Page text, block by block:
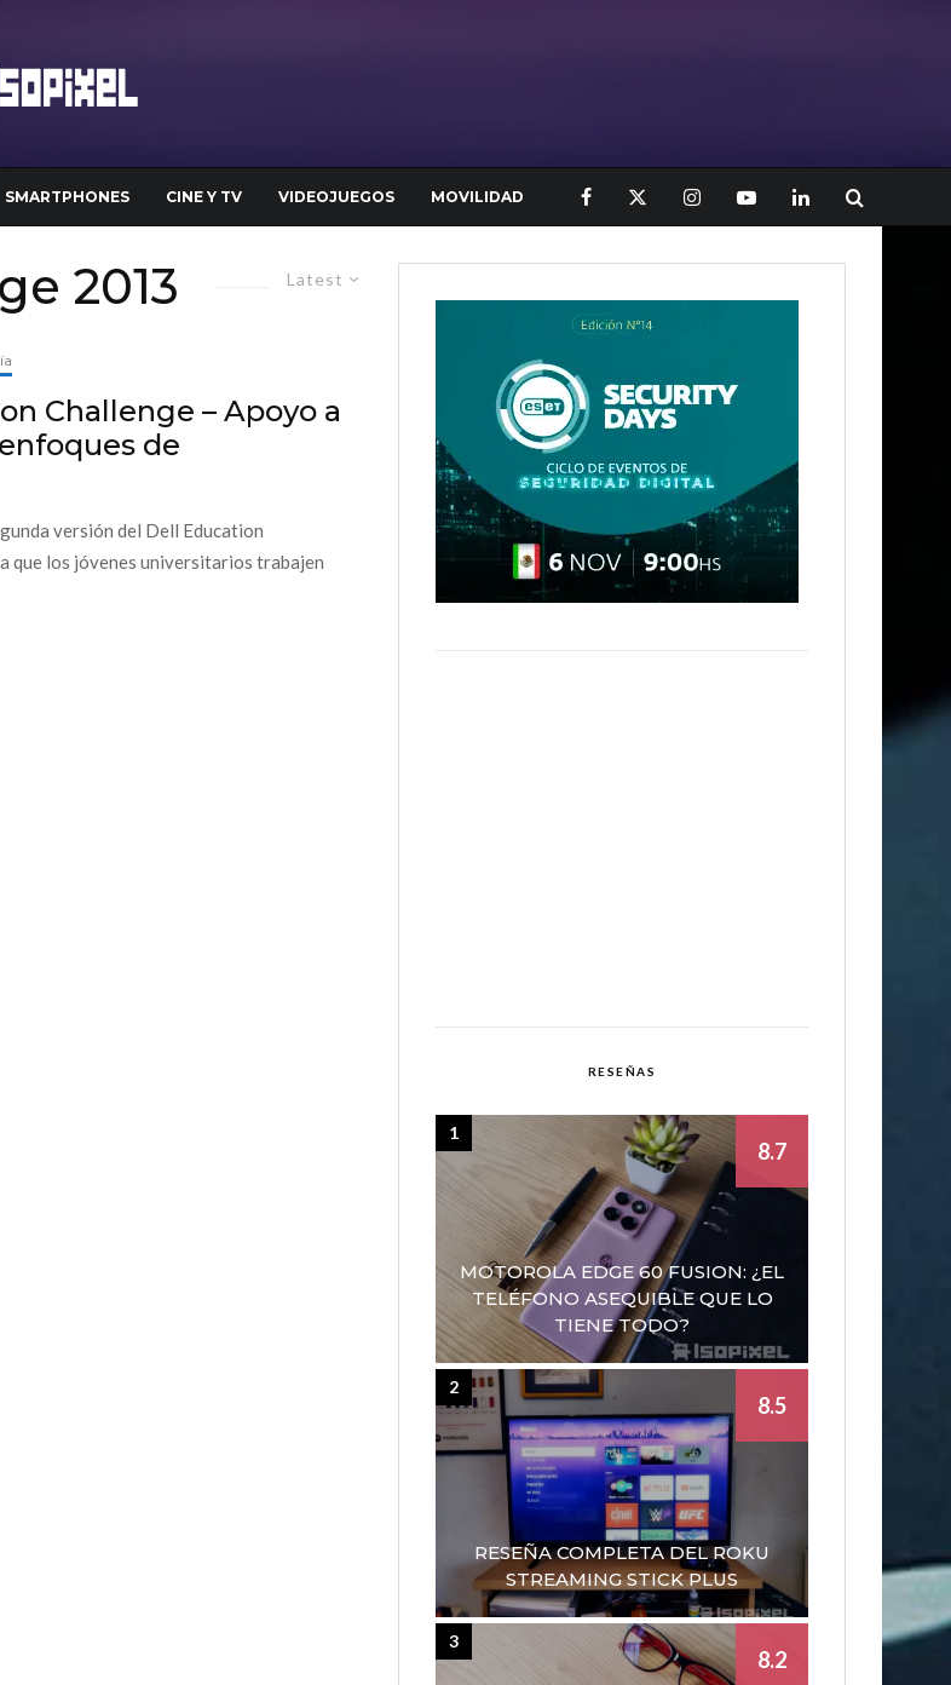
SMARTPHONES CINE Y TV VIDEOJUEGOS MOVILIDAD
Latest
2013
Challenge – Apoyo a
de
versión del Dell Education
que los jóvenes universitarios trabajen
RESEÑAS
MOTOROLA EDGE 60 FUSION: ¿EL
TELÉFONO ASEQUIBLE QUE LO
TIENE TODO?
8.7
1
RESEÑA COMPLETA DEL ROKU
STREAMING STICK PLUS
8.5
2
8.2
3